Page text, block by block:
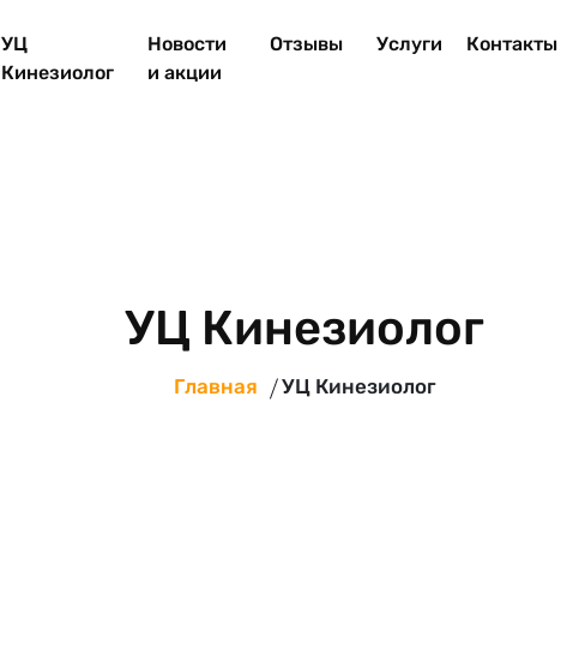
УЦ
Кинезиолог
Новости
и акции
Отзывы Услуги Контакты
УЦ Кинезиолог
Главная УЦ Кинезиолог